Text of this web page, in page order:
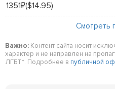
1351₽($14.95)
Смотреть
Важно: Контент сайта носит
характер и не направлен на
ЛГБТ*. Подробнее в публичной